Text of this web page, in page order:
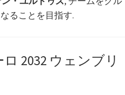
ることを目指す.
2032 ウェンブリ